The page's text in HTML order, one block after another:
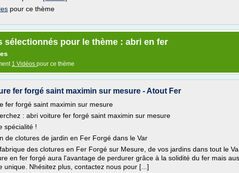
pour ce thème
sélectionnés pour le thème : abri en fer
1 Vidéos pour ce thème
fer forgé saint maximin sur mesure - Atout Fer
fer forgé saint maximin sur mesure
: abri voiture fer forgé saint maximin sur mesure
spécialité !
de clotures de jardin en Fer Forgé dans le Var
des clotures en Fer Forgé sur Mesure, de vos jardins dans tout le
en fer forgé aura l'avantage de perdurer grâce à la solidité du fer mais
unique. Nhésitez plus, contactez nous pour [...]